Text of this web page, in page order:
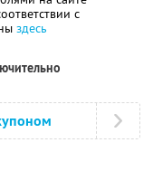
с
здесь